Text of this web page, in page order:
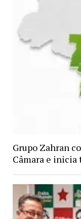
Grupo Zahran
Câmara e inicia